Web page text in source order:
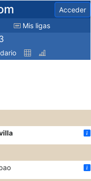
Acceder
Mis ligas